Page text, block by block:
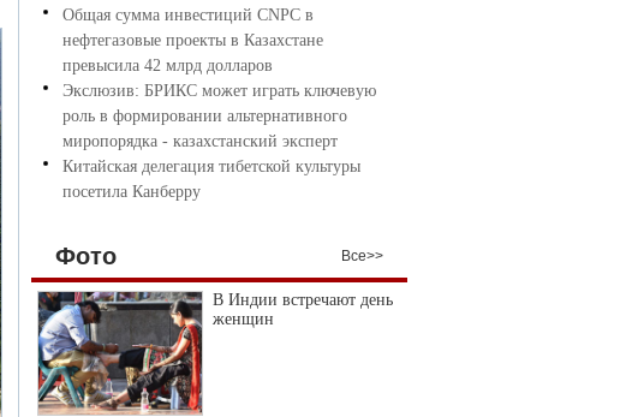
Общая сумма инвестиций CNPC в
нефтегазовые проекты в Казахстане
превысила 42 млрд долларов
Экслюзив: БРИКС может играть ключевую
роль в формировании альтернативного
миропорядка - казахстанский эксперт
Китайская делегация тибетской культуры
посетила Канберру
Фото Все>>
В Индии встречают день
женщин